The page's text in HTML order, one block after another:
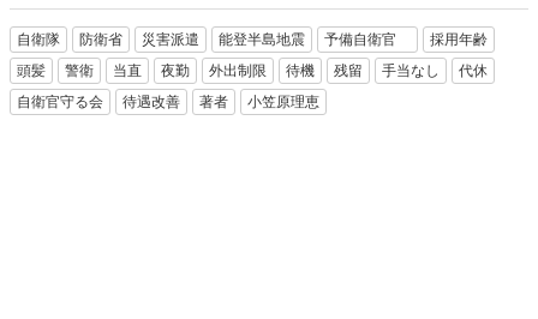
自衛隊 防衛省 災害派遣 能登半島地震 予備自衛官
採用年齢
頭髪
警衛 当直 夜勤 外出制限 待機 残留 手当なし
代休
自衛官守る会
待遇改善 著者 小笠原理恵